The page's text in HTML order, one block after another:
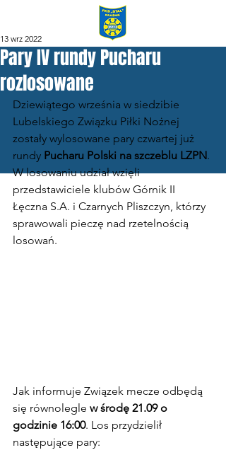
Pary IV rundy Pucharu
rozlosowane
13 wrz 2022
Dziewiątego września w siedzibie
Lubelskiego Związku Piłki Nożnej
zostały wylosowane pary czwartej już
rundy Pucharu Polski na szczeblu LZPN.
W losowaniu udział wzięli
przedstawiciele klubów Górnik II
Łęczna S.A. i Czarnych Pliszczyn, którzy
sprawowali pieczę nad rzetelnością
losowań.
Jak informuje Związek mecze odbędą
się równolegle w środę 21.09 o
godzinie 16:00. Los przydzielił
następujące pary: